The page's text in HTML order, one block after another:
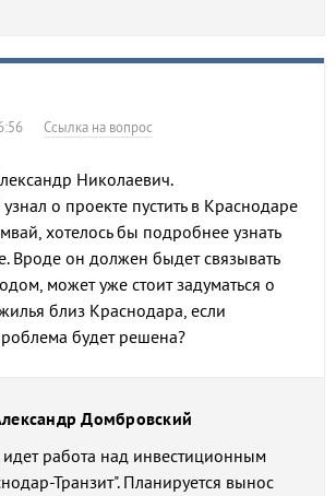
Ссылка на вопрос
Николаевич.
о проекте пустить в Краснодаре
хотелось бы подробнее узнать
Вроде он должен быдет связывать
может уже стоит задуматься о
близ Краснодара, если
будет решена?
Домбровский
идет работа над инвестиционным
Транзит". Планируется вынос